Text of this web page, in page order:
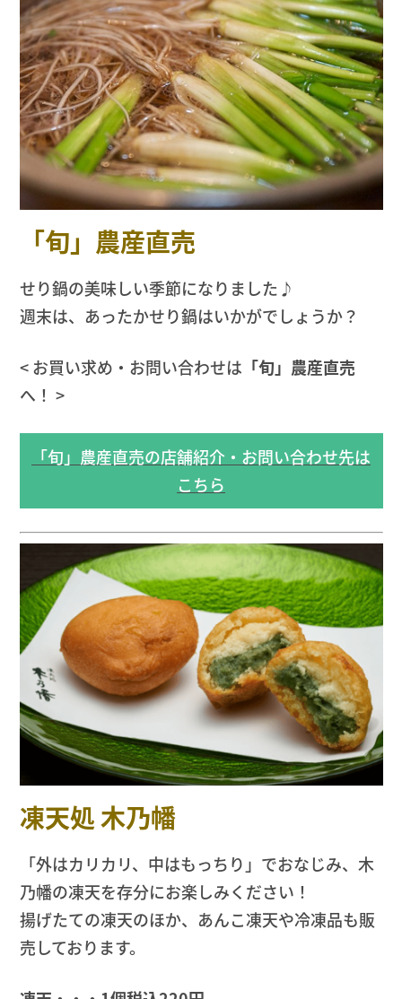
「旬」農産直売
せり鍋の美味しい季節になりました♪
週末は、あったかせり鍋はいかがでしょうか？
< お買い求め・お問い合わせは 「旬」農産直売
へ！ >
「旬」農産直売の店舗紹介・お問い合わせ先は
こちら
凍天処 木乃幡
「外はカリカリ、中はもっちり」でおなじみ、木
乃幡の凍天を存分にお楽しみください！
揚げたての凍天のほか、あんこ凍天や冷凍品も販
売しております。